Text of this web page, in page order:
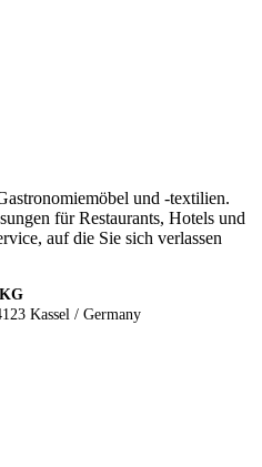
und -textilien.
für Restaurants, Hotels und
auf die Sie sich verlassen
Kassel / Germany